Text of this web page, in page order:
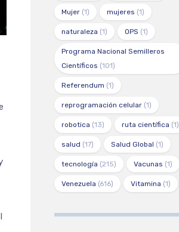
Mujer (1) mujeres (1)
naturaleza (1) OPS (1)
Programa Nacional Semilleros
Científicos (101)
Referendum (1)
reprogramación celular (1)
robotica (13) ruta científica (1)
salud (17) Salud Global (1)
tecnología (215) Vacunas (1)
Venezuela (616) Vitamina (1)